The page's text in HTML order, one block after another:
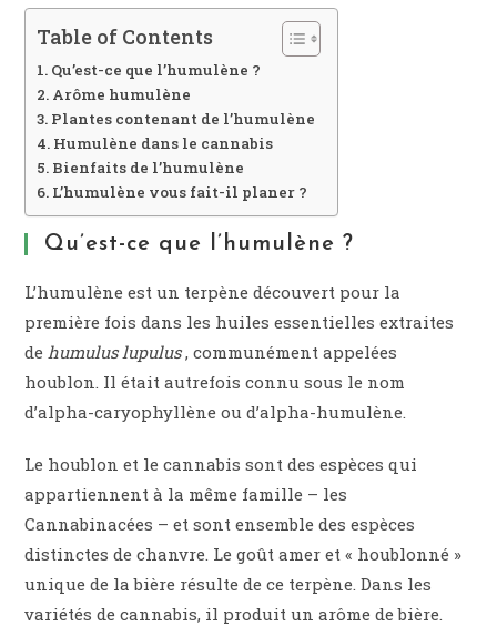
Table of Contents
Qu’est-ce que l’humulène ?
Arôme humulène
Plantes contenant de l’humulène
Humulène dans le cannabis
Bienfaits de l’humulène
L’humulène vous fait-il planer ?
Qu’est-ce que l’humulène ?
L’humulène est un terpène découvert pour la
première fois dans les huiles essentielles extraites
de humulus lupulus, communément appelées
houblon. Il était autrefois connu sous le nom
d’alpha-caryophyllène ou d’alpha-humulène.
Le houblon et le cannabis sont des espèces qui
appartiennent à la même famille – les
Cannabinacées – et sont ensemble des espèces
distinctes de chanvre. Le goût amer et « houblonné »
unique de la bière résulte de ce terpène. Dans les
variétés de cannabis, il produit un arôme de bière.